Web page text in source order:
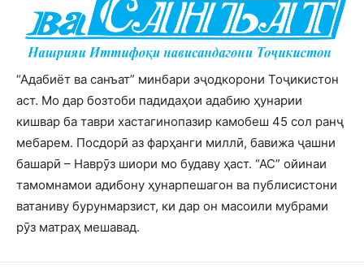
“Адабиёт ва санъат” минбари эҷодкорони Тоҷикистон
аст. Мо дар бозтоби падидаҳои адабию ҳунарии
кишвар ба таври хастагинопазир камобеш 45 сол ранҷ
мебарем. Посдорӣ аз фарҳанги миллӣ, бавижа ҷашни
башарӣ – Наврӯз шиори мо будаву ҳаст. “АС” ойинаи
тамомнамои адибону ҳунарпешагон ва публисистони
ватаниву бурунмарзист, ки дар он масоили мубрами
рӯз матраҳ мешавад.